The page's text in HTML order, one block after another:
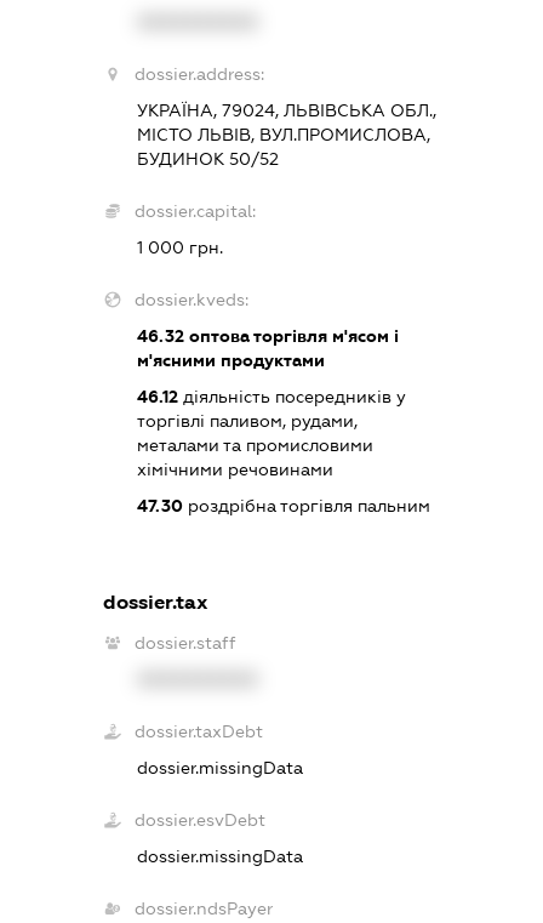
dossier.address:
УКРАЇНА, 79024, ЛЬВІВСЬКА ОБЛ.,
МІСТО ЛЬВІВ, ВУЛ.ПРОМИСЛОВА,
БУДИНОК 50/52
dossier.capital:
1 000 грн.
dossier.kveds:
46.32оптова торгівля м'ясом і
м'ясними продуктами
46.12діяльність посередників у
торгівлі паливом, рудами,
металами та промисловими
хімічними речовинами
47.30роздрібна торгівля пальним
dossier.tax
dossier.staff
dossier.taxDebt
dossier.missingData
dossier.esvDebt
dossier.missingData
dossier.ndsPayer